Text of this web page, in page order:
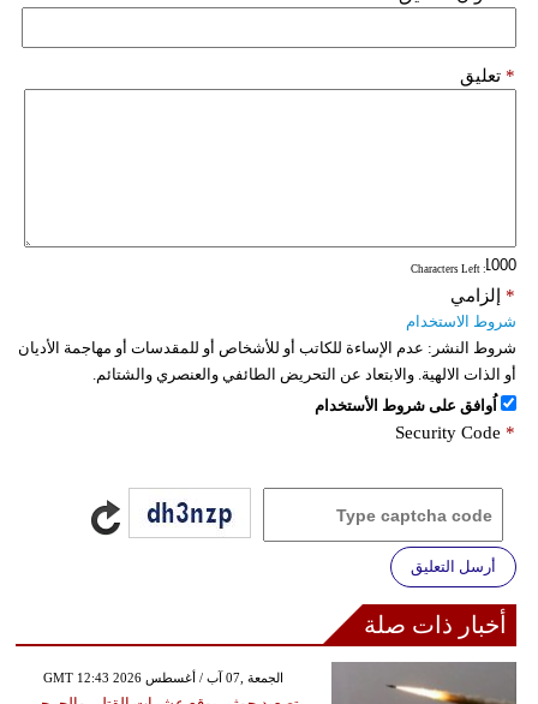
تعليق *
: Characters Left
إلزامي *
شروط الاستخدام
شروط النشر: عدم الإساءة للكاتب أو للأشخاص أو للمقدسات أو مهاجمة الأديان
أو الذات الالهية. والابتعاد عن التحريض الطائفي والعنصري والشتائم.
اُوافق على شروط الأستخدام
Security Code *
أرسل التعليق
أخبار ذات صلة
GMT 12:43 2026 الجمعة ,07 آب / أغسطس